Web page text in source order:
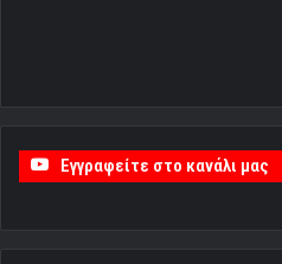
Εγγραφείτε στο κανάλι μας